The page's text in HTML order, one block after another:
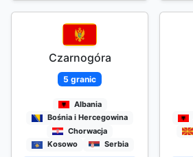
Czarnogóra
5 granic
Albania
Bośnia i Hercegowina
Chorwacja
Kosowo
Serbia